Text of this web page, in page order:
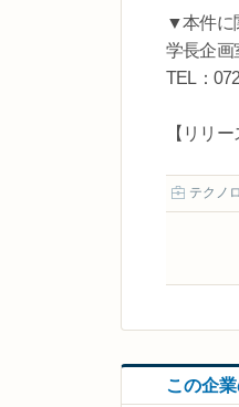
▼本件に
学長企画
TEL：
【リリ
テクノ
この企